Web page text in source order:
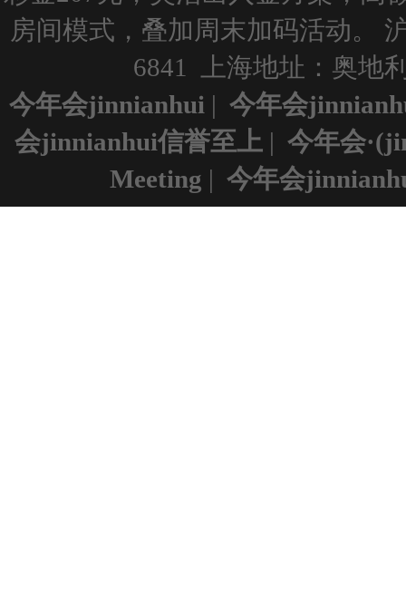
房间模式，叠加周末加码活动。
6841 上海地址：奥地
今年会jinnianhui | 今年会
会jinnianhui信誉至上 | 今年会
Meeting | 今年会